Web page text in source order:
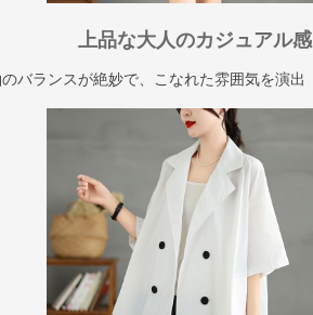
上品な大人のカジュアル感
バランスが絶妙で、こなれた雰囲気を演出